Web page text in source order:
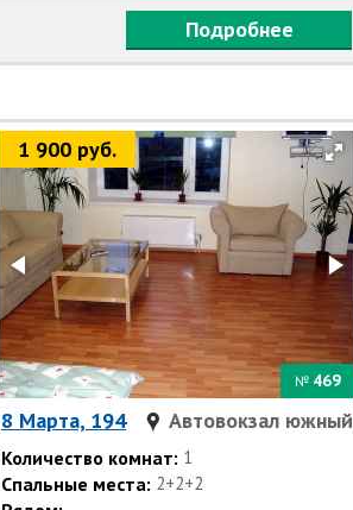
Подробнее
1 900 руб.
№ 469
8 Марта, 194 Автовокзал южный
Количество комнат: 1
Спальные места: 2+2+2